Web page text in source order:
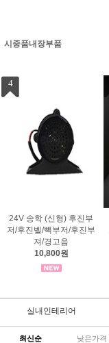
시중품내장부품
1
일등전자 디지털 골드 슬
림 전자혼/크락션/바이크/
전자음
53,000원
실내인테리어
최신순 낮은가격